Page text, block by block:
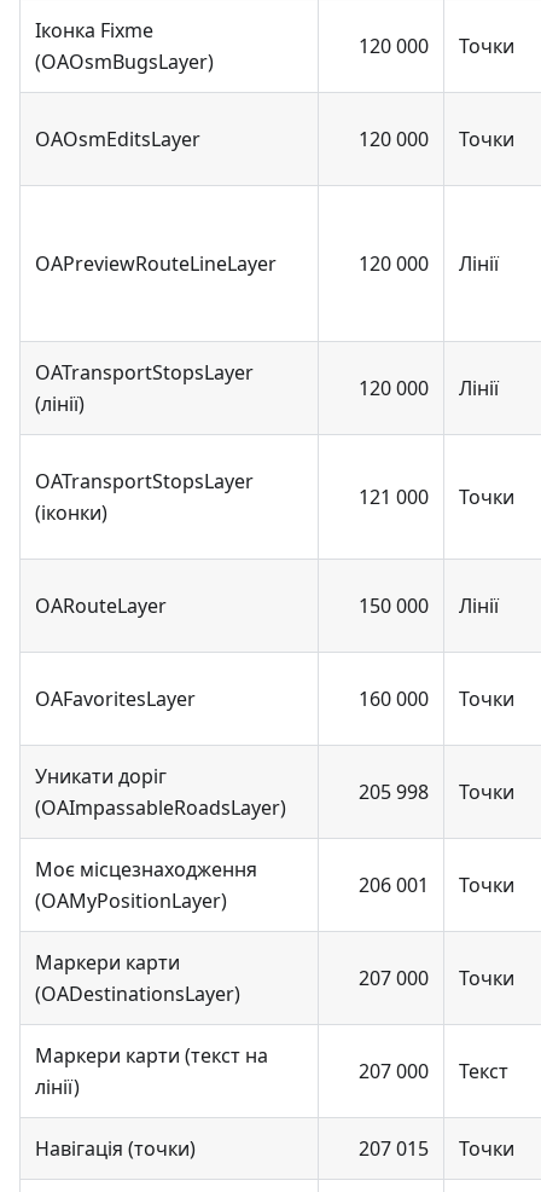
Іконка Fixme
(OAOsmBugsLayer)
120 000 Точки
OAOsmEditsLayer 120 000 Точки
OAPreviewRouteLineLayer 120 000 Лінії
OATransportStopsLayer
(лінії)
120 000 Лінії
OATransportStopsLayer
(іконки)
121 000 Точки
OARouteLayer 150 000 Лінії
OAFavoritesLayer 160 000 Точки
Уникати доріг
(OAImpassableRoadsLayer)
205 998 Точки
Моє місцезнаходження
(OAMyPositionLayer)
206 001 Точки
Маркери карти
(OADestinationsLayer)
207 000 Точки
Маркери карти (текст на
лінії)
207 000 Текст
Навігація (точки) 207 015 Точки